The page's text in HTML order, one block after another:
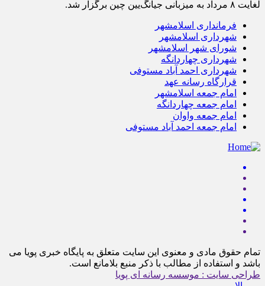
لغایت ۸ مرداد به میزبانی جیانگ‌یین چین برگزار شد.
فرمانداری اسلامشهر
شهرداری اسلامشهر
شورای شهر اسلامشهر
شهرداری چهاردانگه
شهرداری احمد آباد مستوفی
قرارگاه رسانه عهد
امام جمعه اسلامشهر
امام جمعه چهاردانگه
امام جمعه واوان
امام جمعه احمد آباد مستوفی
تمام حقوق مادی و معنوی این سایت متعلق به پایگاه خبری پویا می
باشد و استفاده از مطالب با ذکر منبع بلامانع است.
طراحی سایت : موسسه رسانه ای پویا